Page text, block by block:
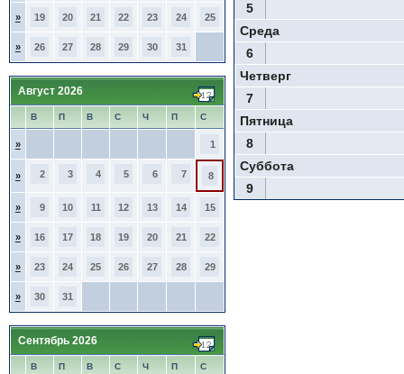
» 19 20 21 22 23 24 25
» 26 27 28 29 30 31
Август 2026
В П В С Ч П С
» 1
» 2 3 4 5 6 7 8
» 9 10 11 12 13 14 15
» 16 17 18 19 20 21 22
» 23 24 25 26 27 28 29
» 30 31
Сентябрь 2026
В П В С Ч П С
5
Среда
6
Четверг
7
Пятница
8
Суббота
9